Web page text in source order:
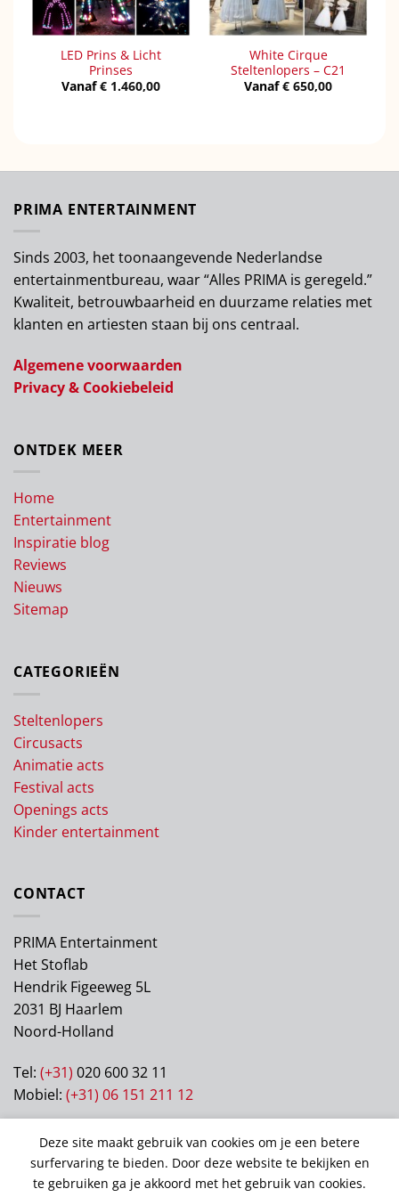
LED Prins & Licht
Prinses
Vanaf€ 1.460,00
White Cirque
Steltenlopers – C21
Vanaf€ 650,00
PRIMA ENTERTAINMENT
Sinds 2003, het toonaangevende Nederlandse
entertainmentbureau, waar “Alles PRIMA is geregeld.”
Kwaliteit, betrouwbaarheid en duurzame relaties met
klanten en artiesten staan bij ons centraal.
Algemene voorwaarden
Privacy & Cookiebeleid
ONTDEK MEER
Home
Entertainment
Inspiratie blog
Reviews
Nieuws
Sitemap
CATEGORIEËN
Steltenlopers
Circusacts
Animatie acts
Festival acts
Openings acts
Kinder entertainment
CONTACT
PRIMA Entertainment
Het Stoflab
Hendrik Figeeweg 5L
2031 BJ Haarlem
Noord-Holland
Tel: (+31) 020 600 32 11
Mobiel: (+31) 06 151 211 12
KVK: 63122405
BTW: NL003106199B70
Deze site maakt gebruik van cookies om je een betere
surfervaring te bieden. Door deze website te bekijken en
te gebruiken ga je akkoord met het gebruik van cookies.